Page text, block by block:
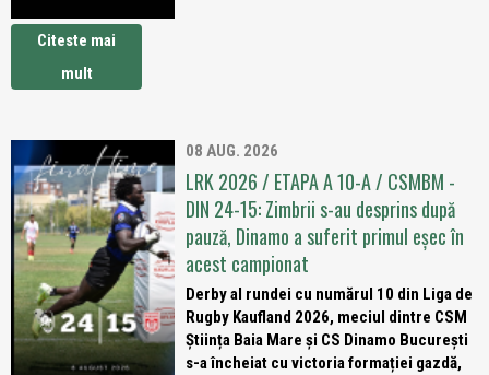
Citeste mai
mult
08 AUG. 2026
LRK 2026 / ETAPA A 10-A / CSMBM -
DIN 24-15: Zimbrii s-au desprins după
pauză, Dinamo a suferit primul eșec în
acest campionat
Derby al rundei cu numărul 10 din Liga de
Rugby Kaufland 2026, meciul dintre CSM
Știința Baia Mare și CS Dinamo București
s-a încheiat cu victoria formației gazdă,